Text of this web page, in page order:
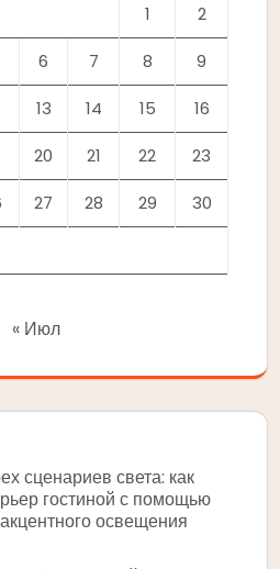
1 2
6 7 8 9
13 14 15 16
20 21 22 23
27 28 29 30
« Июл
сценариев света: как
гостиной с помощью
освещения